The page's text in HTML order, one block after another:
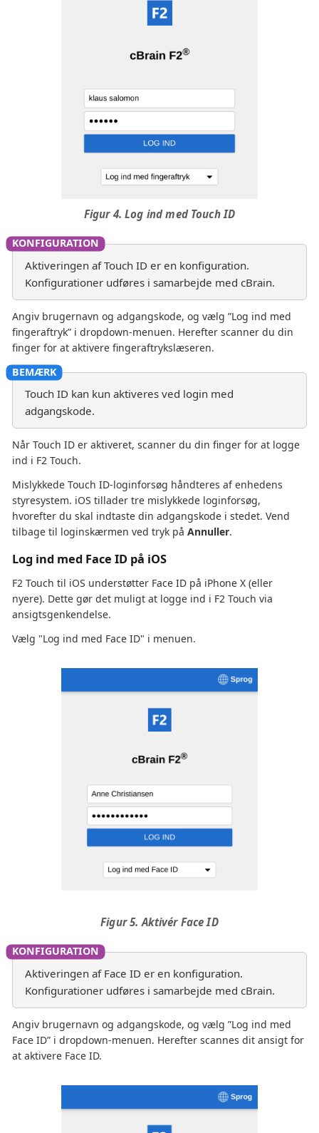
Figur 4. Log ind med Touch ID
Aktiveringen af Touch ID er en konfiguration.
Konfigurationer udføres i samarbejde med cBrain.
Angiv brugernavn og adgangskode, og vælg ”Log ind med
fingeraftryk” i dropdown-menuen. Herefter scanner du din
finger for at aktivere fingeraftrykslæseren.
Touch ID kan kun aktiveres ved login med
adgangskode.
Når Touch ID er aktiveret, scanner du din finger for at logge
ind i F2 Touch.
Mislykkede Touch ID-loginforsøg håndteres af enhedens
styresystem. iOS tillader tre mislykkede loginforsøg,
hvorefter du skal indtaste din adgangskode i stedet. Vend
tilbage til loginskærmen ved tryk på Annuller.
Log ind med Face ID på iOS
F2 Touch til iOS understøtter Face ID på iPhone X (eller
nyere). Dette gør det muligt at logge ind i F2 Touch via
ansigtsgenkendelse.
Vælg "Log ind med Face ID" i menuen.
Figur 5. Aktivér Face ID
Aktiveringen af Face ID er en konfiguration.
Konfigurationer udføres i samarbejde med cBrain.
Angiv brugernavn og adgangskode, og vælg ”Log ind med
Face ID” i dropdown-menuen. Herefter scannes dit ansigt for
at aktivere Face ID.